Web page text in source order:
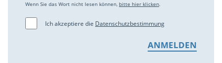
Wenn Sie das Wort nicht lesen können, bitte hier klicken.
Ich akzeptiere die Datenschutzbestimmung